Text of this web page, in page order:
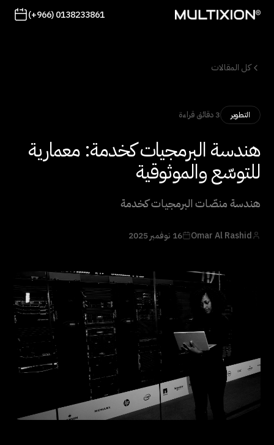
(+966) 0138233861
كل المقالات
التطوير 3 دقائق قراءة
هندسة البرمجيات كخدمة: معمارية
للتوسّع والموثوقية
هندسة منصّات البرمجيات كخدمة
Omar Al Rashid 16 نوفمبر 2025